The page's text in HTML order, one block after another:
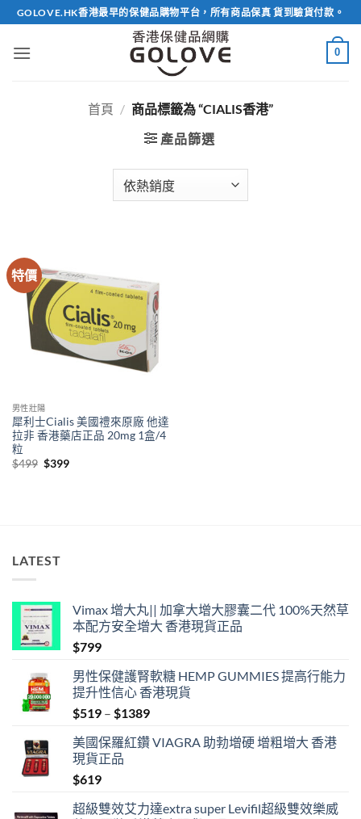
Skip
to
content
GOLOVE.HK香港最早的保健品購物平台，所有商品保真 貨到驗貨付款。
0
首頁 / 商品標籤為 “CIALIS香港”
產品篩選
特價
男性壯陽
犀利士Cialis 美國禮來原廠 他達
拉非 香港藥店正品 20mg 1盒/4
粒
$499 Original
$399Current
LATEST
Vimax 增大丸|| 加拿大增大膠囊二代 100%天然草
本配方安全增大 香港現貨正品
$799
男性保健護腎軟糖 HEMP GUMMIES 提高行能力
提升性信心 香港現貨
$519 – $1389Price
$519
美國保羅紅鑽 VIAGRA 助勃增硬 增粗增大 香港
現貨正品
$619
超級雙效艾力達extra super Levifil超級雙效樂威